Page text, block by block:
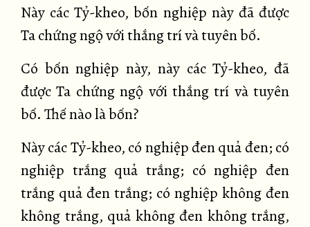
Này các Tỷ-kheo, bốn nghiệp này đã được
Ta chứng ngộ với thắng trí và tuyên bố.
Có bốn nghiệp này, này các Tỷ-kheo, đã
được Ta chứng ngộ với thắng trí và tuyên
bố. Thế nào là bốn?
Này các Tỷ-kheo, có nghiệp đen quả đen; có
nghiệp trắng quả trắng; có nghiệp đen
trắng quả đen trắng; có nghiệp không đen
không trắng, quả không đen không trắng,